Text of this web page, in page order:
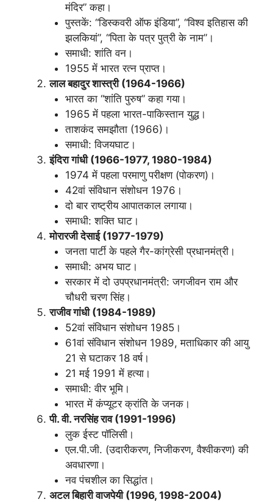
मंदिर” कहा।
पुस्तकें: “डिस्कवरी ऑफ इंडिया”, “विश्व इतिहास की
झलकियां”, “पिता के पत्र पुत्री के नाम”।
समाधी: शांति वन।
1955 में भारत रत्न प्राप्त।
लाल बहादुर शास्त्री (1964-1966)
भारत का “शांति पुरुष” कहा गया।
1965 में पहला भारत-पाकिस्तान युद्ध।
ताशकंद समझौता (1966)।
समाधी: विजयघाट।
इंदिरा गांधी (1966-1977, 1980-1984)
1974 में पहला परमाणु परीक्षण (पोकरण)।
42वां संविधान संशोधन 1976।
दो बार राष्ट्रीय आपातकाल लगाया।
समाधी: शक्ति घाट।
मोरारजी देसाई (1977-1979)
जनता पार्टी के पहले गैर-कांग्रेसी प्रधानमंत्री।
समाधी: अभय घाट।
सरकार में दो उपप्रधानमंत्री: जगजीवन राम और
चौधरी चरण सिंह।
राजीव गांधी (1984-1989)
52वां संविधान संशोधन 1985।
61वां संविधान संशोधन 1989, मताधिकार की आयु
21 से घटाकर 18 वर्ष।
21 मई 1991 में हत्या।
समाधी: वीर भूमि।
भारत में कंप्यूटर क्रांति के जनक।
पी. वी. नरसिंह राव (1991-1996)
लुक ईस्ट पॉलिसी।
एल.पी.जी. (उदारीकरण, निजीकरण, वैश्वीकरण) की
अवधारणा।
नव पंचशील का सिद्धांत।
अटल बिहारी वाजपेयी (1996, 1998-2004)